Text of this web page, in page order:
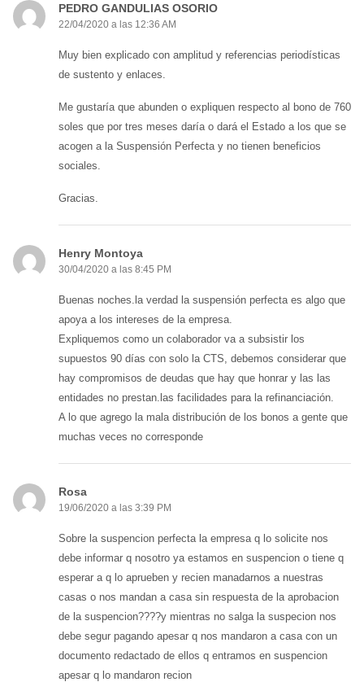
PEDRO GANDULIAS OSORIO
22/04/2020 a las 12:36 AM
Muy bien explicado con amplitud y referencias periodísticas
de sustento y enlaces.
Me gustaría que abunden o expliquen respecto al bono de 760
soles que por tres meses daría o dará el Estado a los que se
acogen a la Suspensión Perfecta y no tienen beneficios
sociales.
Gracias.
Henry Montoya
30/04/2020 a las 8:45 PM
Buenas noches.la verdad la suspensión perfecta es algo que
apoya a los intereses de la empresa.
Expliquemos como un colaborador va a subsistir los
supuestos 90 días con solo la CTS, debemos considerar que
hay compromisos de deudas que hay que honrar y las las
entidades no prestan.las facilidades para la refinanciación.
A lo que agrego la mala distribución de los bonos a gente que
muchas veces no corresponde
Rosa
19/06/2020 a las 3:39 PM
Sobre la suspencion perfecta la empresa q lo solicite nos
debe informar q nosotro ya estamos en suspencion o tiene q
esperar a q lo aprueben y recien manadarnos a nuestras
casas o nos mandan a casa sin respuesta de la aprobacion
de la suspencion????y mientras no salga la suspecion nos
debe segur pagando apesar q nos mandaron a casa con un
documento redactado de ellos q entramos en suspencion
apesar q lo mandaron recion